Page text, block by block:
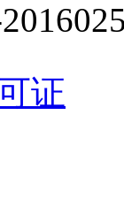
证